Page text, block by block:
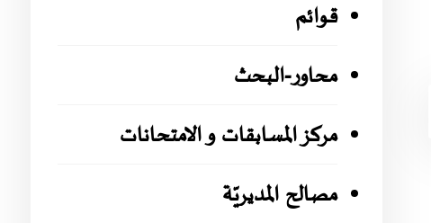
قوائم
محاور-البحث
مركز المسابقات و الامتحانات
مصالح المديريّة